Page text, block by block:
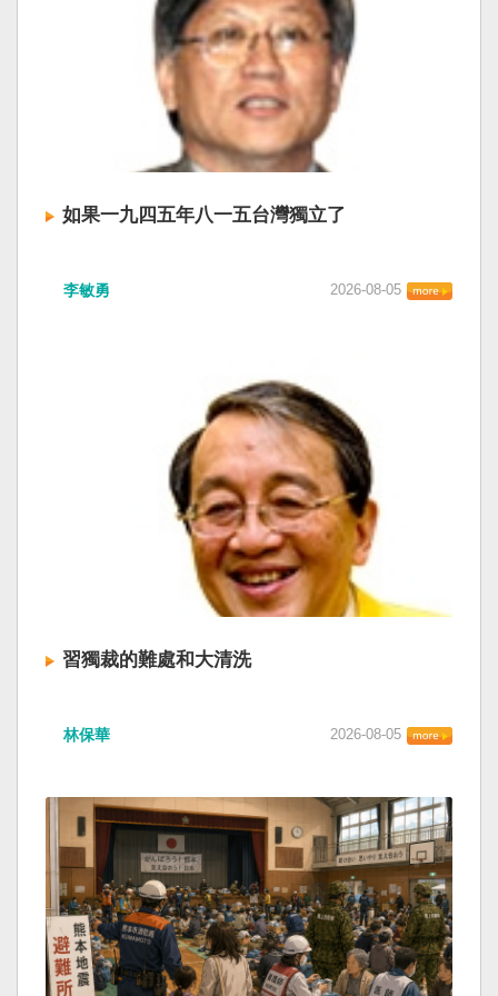
如果一九四五年八一五台灣獨立了
李敏勇 2026-08-05
習獨裁的難處和大清洗
林保華 2026-08-05